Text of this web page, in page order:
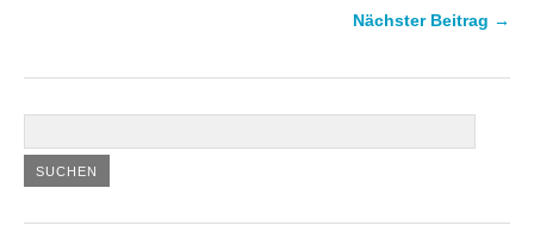
Nächster Beitrag →